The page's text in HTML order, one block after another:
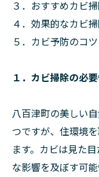
３．おすすめカビ
４．効果的なカビ
５．カビ予防のコ
１．カビ掃除の必
八百津町の美しい
つですが、住環境
ます。カビは見た
な影響を及ぼす可